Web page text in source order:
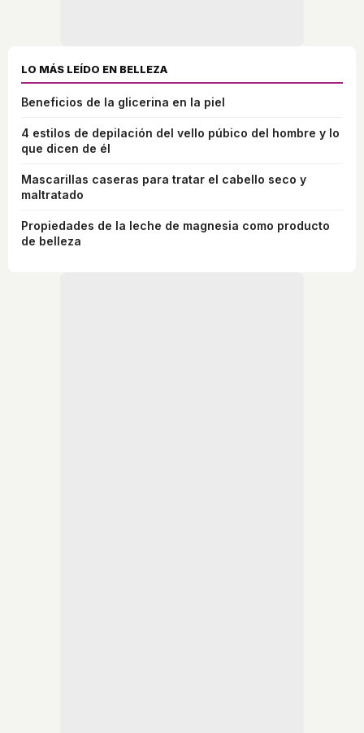
LO MÁS LEÍDO EN BELLEZA
Beneficios de la glicerina en la piel
4 estilos de depilación del vello púbico del hombre y lo
que dicen de él
Mascarillas caseras para tratar el cabello seco y
maltratado
Propiedades de la leche de magnesia como producto
de belleza